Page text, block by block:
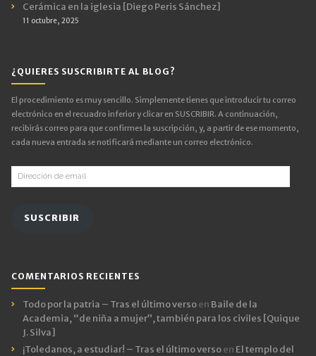
Cerámica en la iglesia [Diego Peris Sánchez]
11 octubre, 2025
¿QUIERES SUSCRIBIRTE AL BLOG?
El procedimiento es muy sencillo. Simplemente tienes que introducir tu correo
electrónico en el recuadro inferior y clicar en SUSCRIBIR. A continuación,
recibirás correo para que confirmes la suscripción, y, a partir de ese momento,
cada nueva entrada se notificará mediante un correo electrónico.
Dirección
de
SUSCRIBIR
COMENTARIOS RECIENTES
Todo por la patria – Tras el último versoen Baile de la
Academia, “de niña a mujer”, también para los civiles [Quique
J. Silva]
¡Toledanos, a estudiar! – Tras el último versoen El templo del